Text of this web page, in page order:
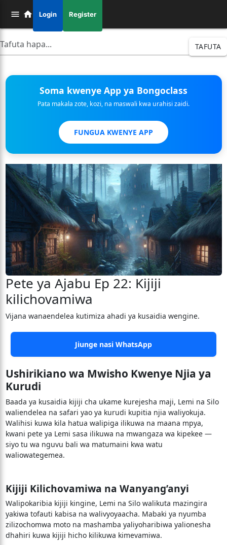
Login Register
TAFUTA
Soma kwenye App ya Bongoclass
Pata makala zote, kozi, na maswali kwa urahisi zaidi.
FUNGUA KWENYE APP
Pete ya Ajabu Ep 22: Kijiji
kilichovamiwa
Vijana wanaendelea kutimiza ahadi ya kusaidia wengine.
Jiunge nasi WhatsApp
Ushirikiano wa Mwisho Kwenye Njia ya
Kurudi
Baada ya kusaidia kijiji cha ukame kurejesha maji, Lemi na Silo
waliendelea na safari yao ya kurudi kupitia njia waliyokuja.
Walihisi kuwa kila hatua walipiga ilikuwa na maana mpya,
kwani pete ya Lemi sasa ilikuwa na mwangaza wa kipekee —
siyo tu wa nguvu bali wa matumaini kwa watu
waliowategemea.
Kijiji Kilichovamiwa na Wanyang’anyi
Walipokaribia kijiji kingine, Lemi na Silo walikuta mazingira
yakiwa tofauti kabisa na walivyoyaacha. Mabaki ya nyumba
zilizochomwa moto na mashamba yaliyoharibiwa yalionesha
dhahiri kuwa kijiji hicho kilikuwa kimevamiwa.